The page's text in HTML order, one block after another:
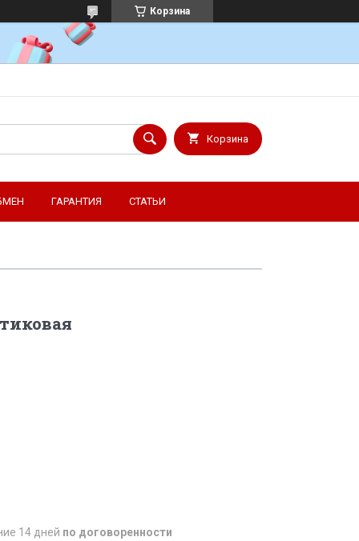
Корзина
Корзина
ГАРАНТИЯ СТАТЬИ
14 дней по договоренности